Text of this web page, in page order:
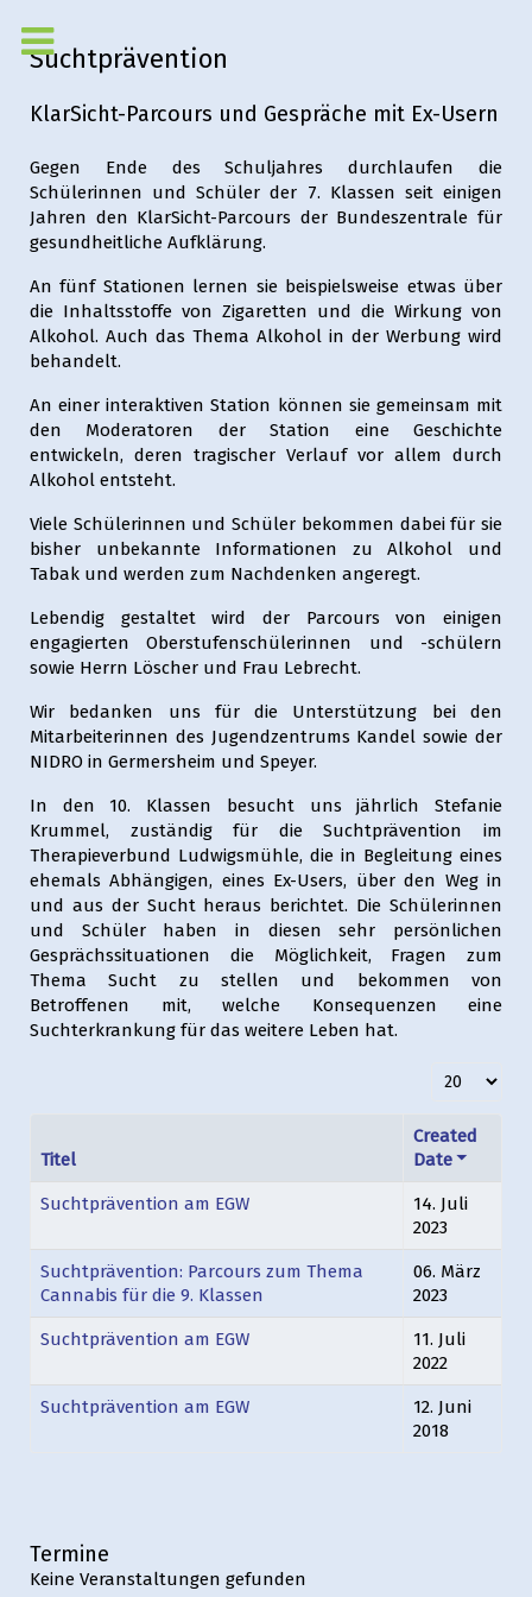
Suchtprävention
KlarSicht-Parcours und Gespräche mit Ex-Usern
Gegen Ende des Schuljahres durchlaufen die
Schülerinnen und Schüler der 7. Klassen seit einigen
Jahren den KlarSicht-Parcours der Bundeszentrale für
gesundheitliche Aufklärung.
An fünf Stationen lernen sie beispielsweise etwas über
die Inhaltsstoffe von Zigaretten und die Wirkung von
Alkohol. Auch das Thema Alkohol in der Werbung wird
behandelt.
An einer interaktiven Station können sie gemeinsam mit
den Moderatoren der Station eine Geschichte
entwickeln, deren tragischer Verlauf vor allem durch
Alkohol entsteht.
Viele Schülerinnen und Schüler bekommen dabei für sie
bisher unbekannte Informationen zu Alkohol und
Tabak und werden zum Nachdenken angeregt.
Lebendig gestaltet wird der Parcours von einigen
engagierten Oberstufenschülerinnen und -schülern
sowie Herrn Löscher und Frau Lebrecht.
Wir bedanken uns für die Unterstützung bei den
Mitarbeiterinnen des Jugendzentrums Kandel sowie der
NIDRO in Germersheim und Speyer.
In den 10. Klassen besucht uns jährlich Stefanie
Krummel, zuständig für die Suchtprävention im
Therapieverbund Ludwigsmühle, die in Begleitung eines
ehemals Abhängigen, eines Ex-Users, über den Weg in
und aus der Sucht heraus berichtet. Die Schülerinnen
und Schüler haben in diesen sehr persönlichen
Gesprächssituationen die Möglichkeit, Fragen zum
Thema Sucht zu stellen und bekommen von
Betroffenen mit, welche Konsequenzen eine
Suchterkrankung für das weitere Leben hat.
Anzeige #
Titel
Created
Date
Suchtprävention am EGW
14. Juli
2023
Suchtprävention: Parcours zum Thema
Cannabis für die 9. Klassen
06. März
2023
Suchtprävention am EGW
11. Juli
2022
Suchtprävention am EGW
12. Juni
2018
Termine
Keine Veranstaltungen gefunden